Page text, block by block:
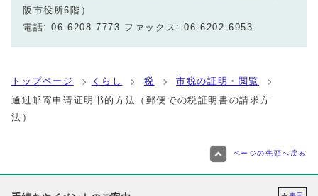
阪市役所6階）
電話: 06-6208-7773 ファックス: 06-6202-6953
トップページ くらし 税
市税の証明・閲覧
通过邮寄申请证明书的方法（郵便での税証明書の請求方
法）
ページの先頭へ戻る